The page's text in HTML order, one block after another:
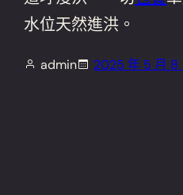
水位天然進洪。
admin 2025 年 5 月 8